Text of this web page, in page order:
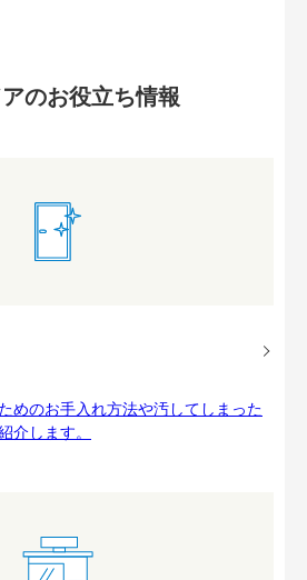
のお役立ち情報
めのお手入れ方法や汚してしまった
介します。